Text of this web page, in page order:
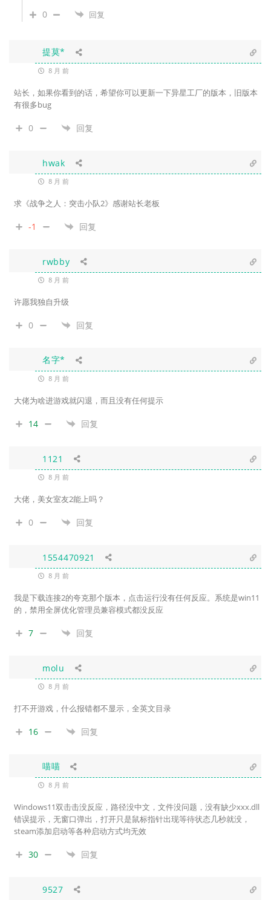
0 回复
提莫*
8 月 前
站长，如果你看到的话，希望你可以更新一下异星工厂的版本，旧版本
有很多bug
0 回复
hwak
8 月 前
求《战争之人：突击小队2》感谢站长老板
-1 回复
rwbby
8 月 前
许愿我独自升级
0 回复
名字*
8 月 前
大佬为啥进游戏就闪退，而且没有任何提示
14 回复
1121
8 月 前
大佬，美女室友2能上吗？
0 回复
1554470921
8 月 前
我是下载连接2的夸克那个版本，点击运行没有任何反应。系统是win11
的，禁用全屏优化管理员兼容模式都没反应
7 回复
molu
8 月 前
打不开游戏，什么报错都不显示，全英文目录
16 回复
喵喵
8 月 前
Windows11双击击没反应，路径没中文，文件没问题，没有缺少xxx.dll
错误提示，无窗口弹出，打开只是鼠标指针出现等待状态几秒就没，
steam添加启动等各种启动方式均无效
30 回复
9527